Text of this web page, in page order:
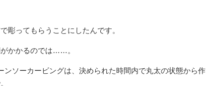
彫ってもらうことにしたんです。
かかるのでは……。
ンソーカービングは、決められた時間内で丸太の状態から作